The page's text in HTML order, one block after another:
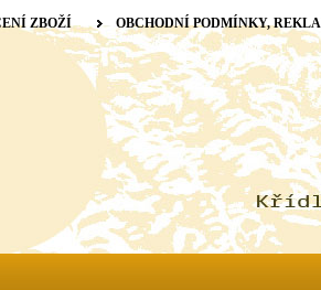
ZBOŽÍ OBCHODNÍ PODMÍNKY,